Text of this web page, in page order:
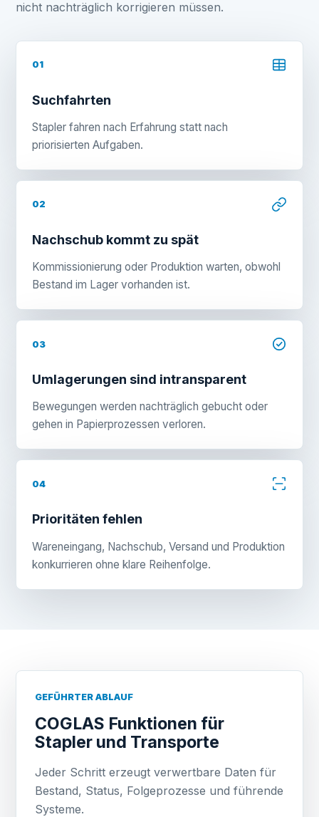
nicht nachträglich korrigieren müssen.
01
Suchfahrten
Stapler fahren nach Erfahrung statt nach
priorisierten Aufgaben.
02
Nachschub kommt zu spät
Kommissionierung oder Produktion warten, obwohl
Bestand im Lager vorhanden ist.
03
Umlagerungen sind intransparent
Bewegungen werden nachträglich gebucht oder
gehen in Papierprozessen verloren.
04
Prioritäten fehlen
Wareneingang, Nachschub, Versand und Produktion
konkurrieren ohne klare Reihenfolge.
GEFÜHRTER ABLAUF
COGLAS Funktionen für
Stapler und Transporte
Jeder Schritt erzeugt verwertbare Daten für
Bestand, Status, Folgeprozesse und führende
Systeme.